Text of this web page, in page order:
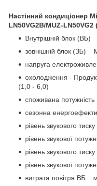
Настінний кондиціонер
LN50VG2B/MUZ-LN50VG2
Внутрішній блок
зовнішній блок (ЗБ)
напруга
охолодження -
(1,0 - 6,0)
споживана
сезонна
рівень звукового
рівень звукової
рівень звукового
рівень звукової
витрата повітря ВБ